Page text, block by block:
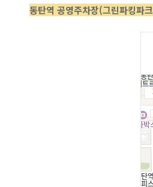
동탄역 공영주차장(그린파킹파